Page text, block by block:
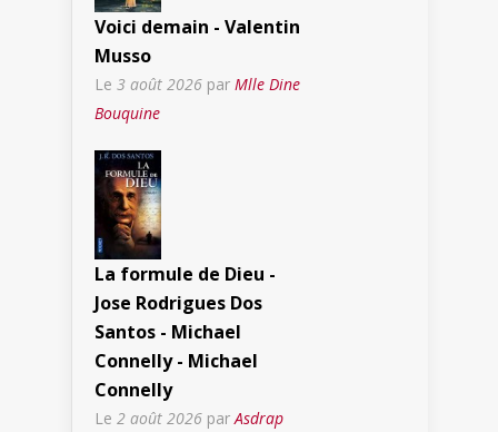
Voici demain - Valentin
Musso
Le 3 août 2026 par Mlle Dine
Bouquine
La formule de Dieu -
Jose Rodrigues Dos
Santos - Michael
Connelly - Michael
Connelly
Le 2 août 2026 parAsdrap